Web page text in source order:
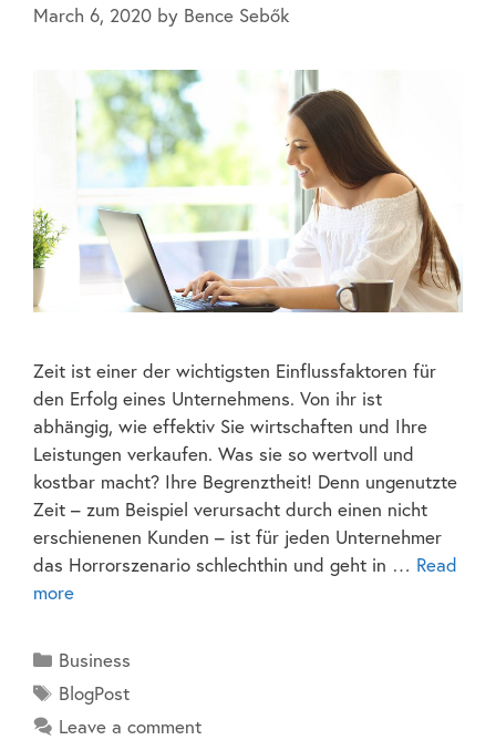
March 6, 2020 by Bence Sebők
Zeit ist einer der wichtigsten Einflussfaktoren für
den Erfolg eines Unternehmens. Von ihr ist
abhängig, wie effektiv Sie wirtschaften und Ihre
Leistungen verkaufen. Was sie so wertvoll und
kostbar macht? Ihre Begrenztheit! Denn ungenutzte
Zeit – zum Beispiel verursacht durch einen nicht
erschienenen Kunden – ist für jeden Unternehmer
das Horrorszenario schlechthin und geht in … Read
more
Business
BlogPost
Leave a comment